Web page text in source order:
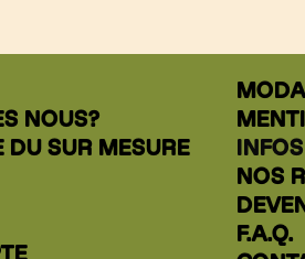
NOUS?
DU SUR MESURE
NOS
F.A.Q.